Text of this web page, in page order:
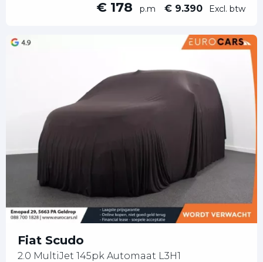
€ 178 p.m € 9.390 Excl. btw
Fiat Scudo
2.0 MultiJet 145pk Automaat L3H1